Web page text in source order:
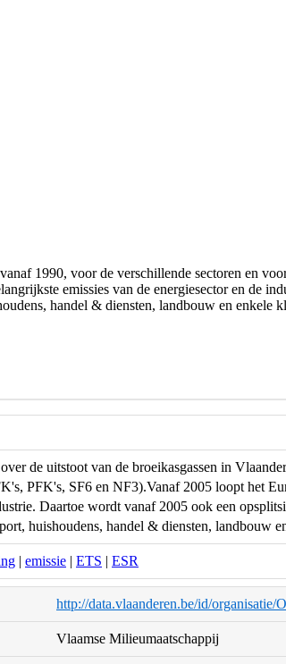
1990, voor de verschillende sectoren en
emissies van de energiesector en de
handel & diensten, landbouw en enkele
de uitstoot van de broeikasgassen in
PFK's, SF6 en NF3).Vanaf 2005 loopt het
Daartoe wordt vanaf 2005 ook een
huishoudens, handel & diensten, landbouw
| emissie | ETS | ESR
http://data.vlaanderen.be/id/organisatie/
Vlaamse Milieumaatschappij